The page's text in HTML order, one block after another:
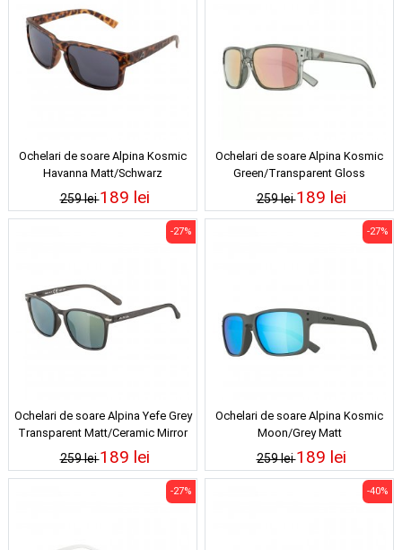
Ochelari de soare Alpina Kosmic
Havanna Matt/Schwarz
259 lei189 lei
Ochelari de soare Alpina Kosmic
Green/Transparent Gloss
259 lei189 lei
Ochelari de soare Alpina Yefe Grey
Transparent Matt/Ceramic Mirror
Gold
259 lei
-27%
189 lei
Ochelari de soare Alpina Kosmic
Moon/Grey Matt
259 lei
-27%
189 lei
-27% -40%